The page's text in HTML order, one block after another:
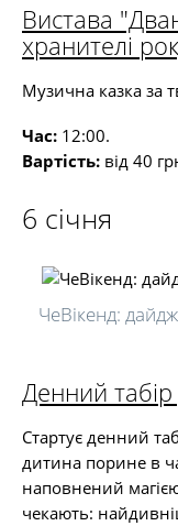
Вистава
хранителі
Музична казка за
Час: 12:00.
Вартість: від 40
6 січня
ЧеВікенд:
Денний табір
Стартує денний
дитина порине в
наповнений
чекають: